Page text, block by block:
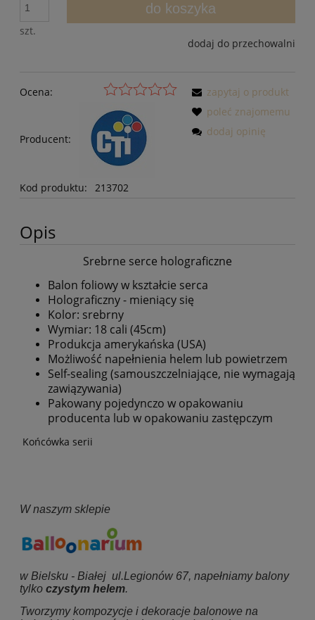
szt.
do koszyka
dodaj do przechowalni
Ocena:
Producent:
Kod produktu: 213702
zapytaj o produkt
poleć znajomemu
dodaj opinię
Opis
Srebrne serce holograficzne
Balon foliowy w kształcie serca
Holograficzny - mieniący się
Kolor: srebrny
Wymiar: 18 cali (45cm)
Produkcja amerykańska (USA)
Możliwość napełnienia helem lub powietrzem
Self-sealing (samouszczelniające, nie wymagają
zawiązywania)
Pakowany pojedynczo w opakowaniu
producenta lub w opakowaniu zastępczym
Końcówka serii
W naszym sklepie
w Bielsku - Białej ul.Legionów 67, napełniamy balony
tylko czystym helem.
Tworzymy kompozycje i dekoracje balonowe na